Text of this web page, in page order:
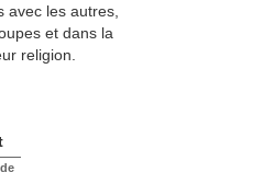
avec les autres,
et dans la
religion.